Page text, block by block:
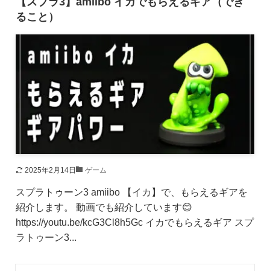
ること）
2025年2月14日 ゲーム
スプラトゥーン3 amiibo 【イカ】で、もらえるギアを
紹介します。 動画でも紹介しています😊
https://youtu.be/kcG3Cl8h5Gc イカでもらえるギア スプ
ラトゥーン3...